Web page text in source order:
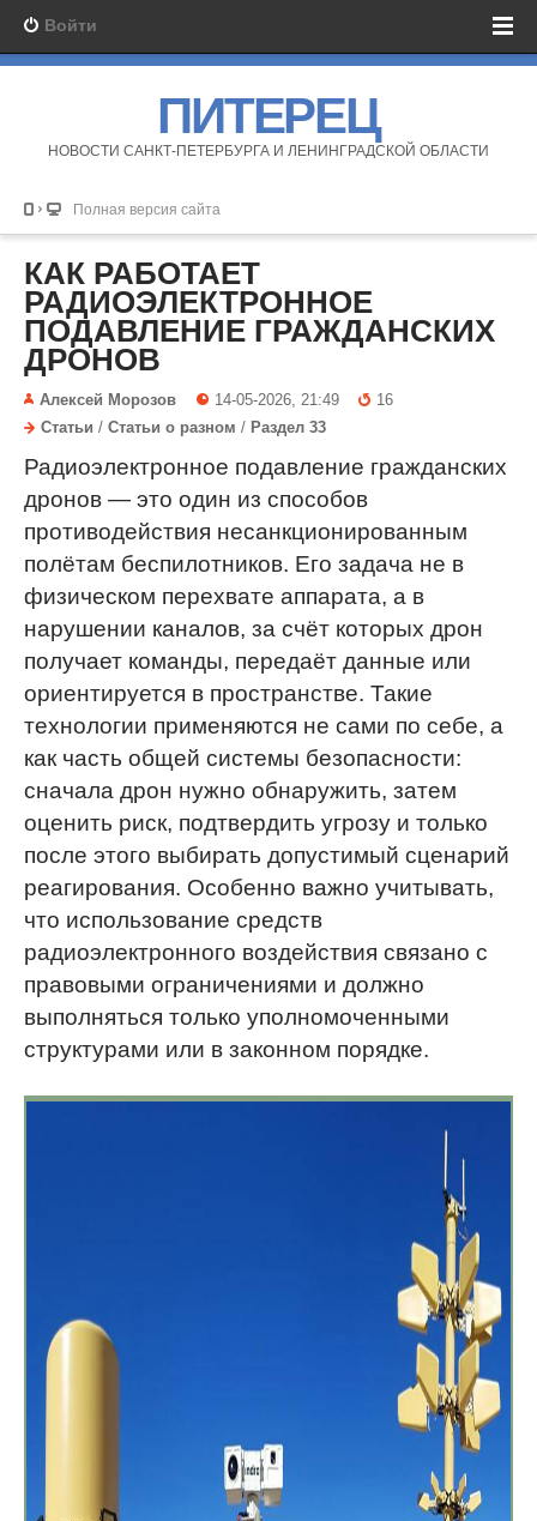
Войти
ПИТЕРЕЦ
НОВОСТИ САНКТ-ПЕТЕРБУРГА И ЛЕНИНГРАДСКОЙ ОБЛАСТИ
Полная версия сайта
КАК РАБОТАЕТ
РАДИОЭЛЕКТРОННОЕ
ПОДАВЛЕНИЕ ГРАЖДАНСКИХ
ДРОНОВ
Алексей Морозов 14-05-2026, 21:49
16
Статьи / Статьи о разном / Раздел 33
Радиоэлектронное подавление гражданских
дронов — это один из способов
противодействия несанкционированным
полётам беспилотников. Его задача не в
физическом перехвате аппарата, а в
нарушении каналов, за счёт которых дрон
получает команды, передаёт данные или
ориентируется в пространстве. Такие
технологии применяются не сами по себе, а
как часть общей системы безопасности:
сначала дрон нужно обнаружить, затем
оценить риск, подтвердить угрозу и только
после этого выбирать допустимый сценарий
реагирования. Особенно важно учитывать,
что использование средств
радиоэлектронного воздействия связано с
правовыми ограничениями и должно
выполняться только уполномоченными
структурами или в законном порядке.